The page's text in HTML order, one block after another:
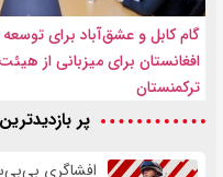
گام کابل و عشق‌آباد برای توسعه
ترکمنستان
پر
افشاگری